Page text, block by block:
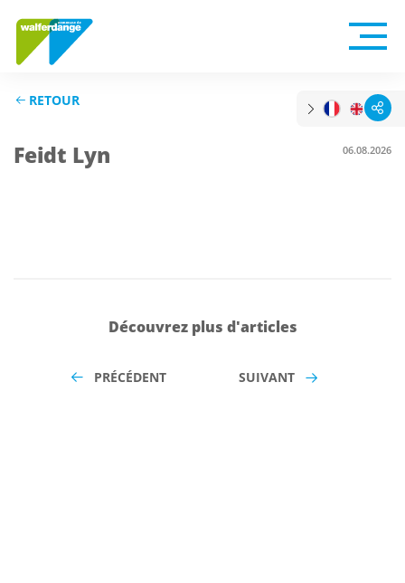
RETOUR
Feidt Lyn 06.08.2026
Découvrez plus d'articles
PRÉCÉDENT SUIVANT